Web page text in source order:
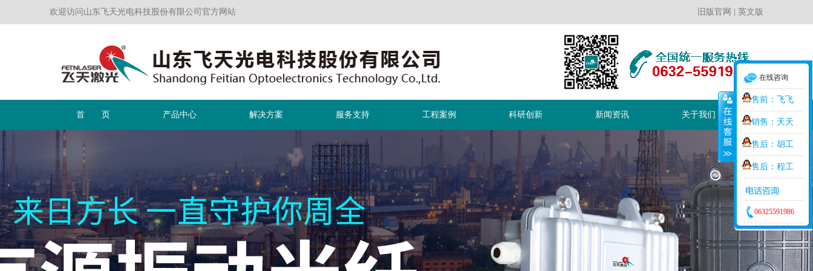
欢迎访问山东飞天光电科技股份有限公司官方网站 旧版官网 英文版
首 页 产品中心 解决方案 服务支持 工程案例 科研创新 新闻资讯 关于我们
在线咨询
售前：飞飞
销售：天天
售后：胡工
售后：程工
06325591986